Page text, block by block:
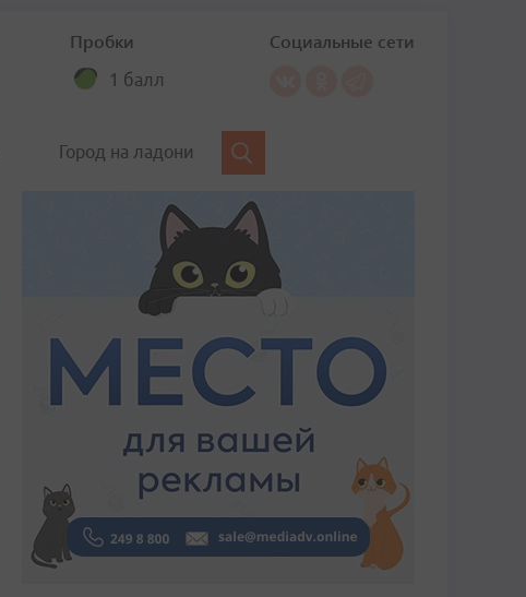
Пробки
1 балл
Социальные сети
Город на ладони